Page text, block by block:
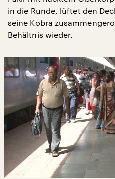
in die Runde, lüftet den
seine Kobra
Behältnis wieder.